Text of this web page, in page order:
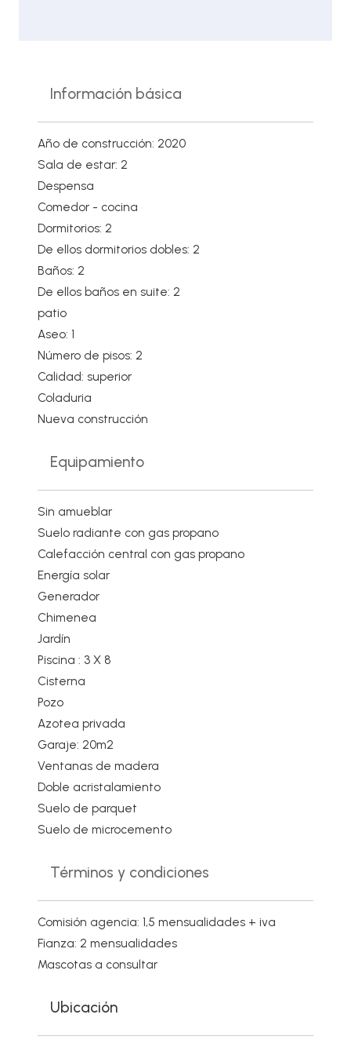
Información básica
Año de construcción: 2020
Sala de estar: 2
Despensa
Comedor - cocina
Dormitorios: 2
De ellos dormitorios dobles: 2
Baños: 2
De ellos baños en suite: 2
patio
Aseo: 1
Número de pisos: 2
Calidad: superior
Coladuria
Nueva construcción
Equipamiento
Sin amueblar
Suelo radiante con gas propano
Calefacción central con gas propano
Energía solar
Generador
Chimenea
Jardín
Piscina : 3 X 8
Cisterna
Pozo
Azotea privada
Garaje: 20m2
Ventanas de madera
Doble acristalamiento
Suelo de parquet
Suelo de microcemento
Términos y condiciones
Comisión agencia: 1,5 mensualidades + iva
Fianza: 2 mensualidades
Mascotas a consultar
Ubicación